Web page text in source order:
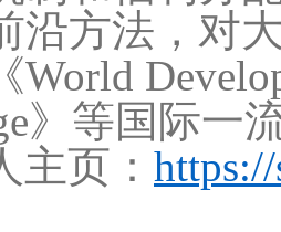
沿方法，对
《World
》 等国际一
主页：